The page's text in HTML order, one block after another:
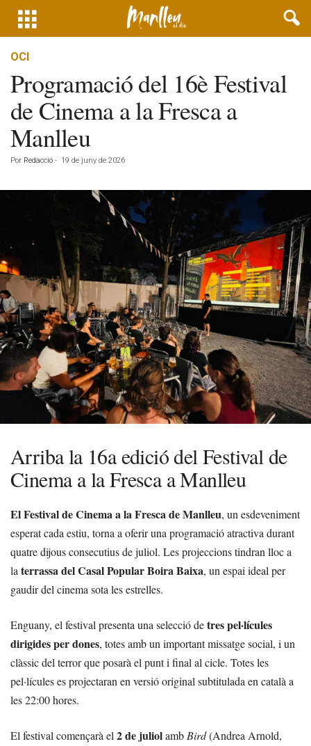
OCI
Programació del 16è Festival
de Cinema a la Fresca a
Manlleu
Por Redacció - 19 de juny de 2026
Arriba la 16a edició del Festival de
Cinema a la Fresca a Manlleu
El Festival de Cinema a la Fresca de Manlleu, un esdeveniment
esperat cada estiu, torna a oferir una programació atractiva durant
quatre dijous consecutius de juliol. Les projeccions tindran lloc a
la terrassa del Casal Popular Boira Baixa, un espai ideal per
gaudir del cinema sota les estrelles.
Enguany, el festival presenta una selecció detres pel·lícules
dirigides per dones, totes amb un important missatge social, i un
clàssic del terror que posarà el punt i final al cicle. Totes les
pel·lícules es projectaran en versió original subtitulada en català a
les 22:00 hores.
El festival començarà el 2 de juliolamb Bird(Andrea Arnold,